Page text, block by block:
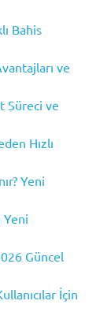
Bahis
ve
Süreci ve
Hızlı
Yeni
Yeni
Güncel
İçin